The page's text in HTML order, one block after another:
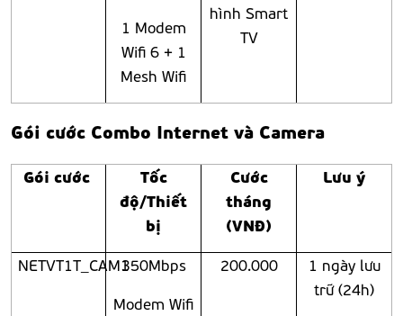
1 Modem
Wifi 6 + 1
Mesh Wifi
hình Smart
TV
Gói cước Combo Internet và Camera
Gói cước
Tốc
độ/Thiết
bị
Cước
tháng
(VNĐ)
Lưu ý
NETVT1T_CAM1350Mbps
Modem Wifi
200.000
1 ngày lưu
trữ (24h)